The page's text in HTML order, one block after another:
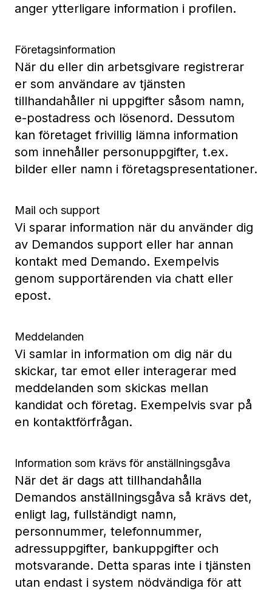
anger ytterligare information i profilen.
Företagsinformation
När du eller din arbetsgivare registrerar
er som användare av tjänsten
tillhandahåller ni uppgifter såsom namn,
e-postadress och lösenord. Dessutom
kan företaget frivillig lämna information
som innehåller personuppgifter, t.ex.
bilder eller namn i företagspresentationer.
Mail och support
Vi sparar information när du använder dig
av Demandos support eller har annan
kontakt med Demando. Exempelvis
genom supportärenden via chatt eller
epost.
Meddelanden
Vi samlar in information om dig när du
skickar, tar emot eller interagerar med
meddelanden som skickas mellan
kandidat och företag. Exempelvis svar på
en kontaktförfrågan.
Information som krävs för anställningsgåva
När det är dags att tillhandahålla
Demandos anställningsgåva så krävs det,
enligt lag, fullständigt namn,
personnummer, telefonnummer,
adressuppgifter, bankuppgifter och
motsvarande. Detta sparas inte i tjänsten
utan endast i system nödvändiga för att